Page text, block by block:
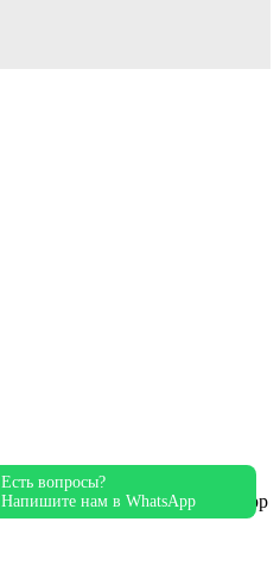
Есть вопросы?
Напишите нам в WhatsApp